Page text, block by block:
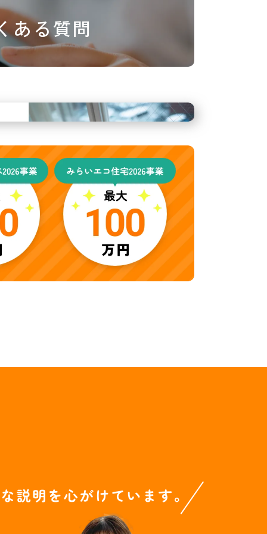
ある質問